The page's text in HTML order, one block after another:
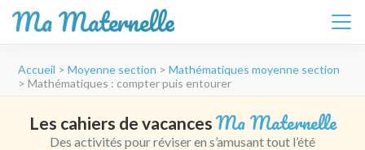
Ma Maternelle
contenu
Entrée)
Accueil > Moyenne section > Mathématiques moyenne section
> Mathématiques : compter puis entourer
Les cahiers de vacances Ma Maternelle
Des activités pour réviser en s’amusant tout l’été